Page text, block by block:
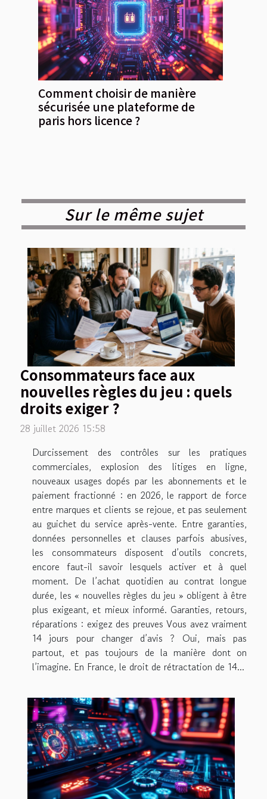
Comment choisir de manière
sécurisée une plateforme de
paris hors licence ?
Sur le même sujet
Consommateurs face aux
nouvelles règles du jeu : quels
droits exiger ?
28 juillet 2026 15:58
Durcissement des contrôles sur les pratiques
commerciales, explosion des litiges en ligne,
nouveaux usages dopés par les abonnements et le
paiement fractionné : en 2026, le rapport de force
entre marques et clients se rejoue, et pas seulement
au guichet du service après-vente. Entre garanties,
données personnelles et clauses parfois abusives,
les consommateurs disposent d’outils concrets,
encore faut-il savoir lesquels activer et à quel
moment. De l’achat quotidien au contrat longue
durée, les « nouvelles règles du jeu » obligent à être
plus exigeant, et mieux informé. Garanties, retours,
réparations : exigez des preuves Vous avez vraiment
14 jours pour changer d’avis ? Oui, mais pas
partout, et pas toujours de la manière dont on
l’imagine. En France, le droit de rétractation de 14...